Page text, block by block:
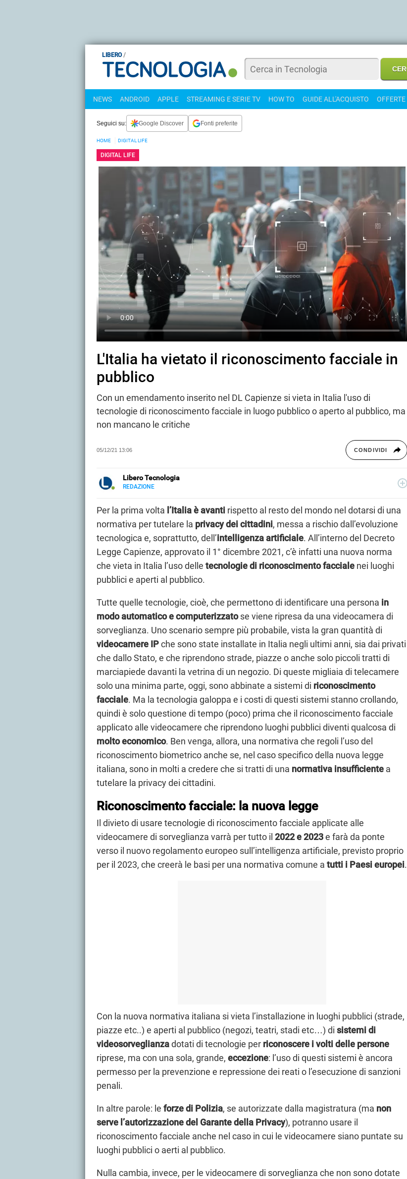
LIBERO
NEWS ANDROID APPLE STREAMING E SERIE TV HOW TO GUIDE ALL'ACQUISTO OFFERTE
Seguici su: Google Discover Fonti preferite
HOME DIGITAL LIFE
DIGITAL LIFE
L'Italia ha vietato il riconoscimento facciale in
pubblico
Con un emendamento inserito nel DL Capienze si vieta in Italia l'uso di
tecnologie di riconoscimento facciale in luogo pubblico o aperto al pubblico, ma
non mancano le critiche
05/12/21 13:06 CONDIVIDI
Libero Tecnologia
REDAZIONE
approfondimenti, guide e tutorial, per un pubblico di principianti e di esperti, di utenti privati, di
PMI e professionisti. Qui trovate i nostri articoli sul mondo Android e Apple, app e social,
audio e video, smartphone e wearable, domotica e gadget.
Per la prima volta l’Italia è avanti rispetto al resto del mondo nel dotarsi di una
normativa per tutelare la privacy dei cittadini, messa a rischio dall’evoluzione
tecnologica e, soprattutto, dell’intelligenza artificiale. All’interno del Decreto
Legge Capienze, approvato il 1° dicembre 2021, c’è infatti una nuova norma
che vieta in Italia l’uso delle tecnologie di riconoscimento facciale nei luoghi
pubblici e aperti al pubblico.
Tutte quelle tecnologie, cioè, che permettono di identificare una persona in
modo automatico e computerizzatose viene ripresa da una videocamera di
sorveglianza. Uno scenario sempre più probabile, vista la gran quantità di
videocamere IPche sono state installate in Italia negli ultimi anni, sia dai privati
che dallo Stato, e che riprendono strade, piazze o anche solo piccoli tratti di
marciapiede davanti la vetrina di un negozio. Di queste migliaia di telecamere
solo una minima parte, oggi, sono abbinate a sistemi di riconoscimento
facciale. Ma la tecnologia galoppa e i costi di questi sistemi stanno crollando,
quindi è solo questione di tempo (poco) prima che il riconoscimento facciale
applicato alle videocamere che riprendono luoghi pubblici diventi qualcosa di
molto economico. Ben venga, allora, una normativa che regoli l’uso del
riconoscimento biometrico anche se, nel caso specifico della nuova legge
italiana, sono in molti a credere che si tratti di una normativa insufficiente a
tutelare la privacy dei cittadini.
Riconoscimento facciale: la nuova legge
Il divieto di usare tecnologie di riconoscimento facciale applicate alle
videocamere di sorveglianza varrà per tutto il 2022 e 2023e farà da ponte
verso il nuovo regolamento europeo sull’intelligenza artificiale, previsto proprio
per il 2023, che creerà le basi per una normativa comune a tutti i Paesi europei.
Con la nuova normativa italiana si vieta l’installazione in luoghi pubblici (strade,
piazze etc..) e aperti al pubblico (negozi, teatri, stadi etc…) di sistemi di
videosorveglianzadotati di tecnologie per riconoscere i volti delle persone
riprese, ma con una sola, grande, eccezione: l’uso di questi sistemi è ancora
permesso per la prevenzione e repressione dei reati o l’esecuzione di sanzioni
penali.
In altre parole: le forze di Polizia, se autorizzate dalla magistratura (ma non
serve l’autorizzazione del Garante della Privacy), potranno usare il
riconoscimento facciale anche nel caso in cui le videocamere siano puntate su
luoghi pubblici o aerti al pubblico.
Nulla cambia, invece, per le videocamere di sorveglianza che non sono dotate